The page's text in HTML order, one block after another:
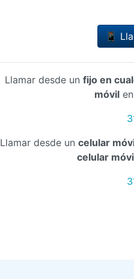
📱
Llamar desde un fijo en
móvilen
Llamar desde un celular
celular